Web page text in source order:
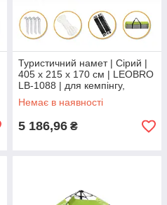
Туристичний намет | Сірий |
405 x 215 x 170 см | LEOBRO
LB-1088 | для кемпінгу,
походів і відпочинку на
природі
Немає в наявності
5 186,96 ₴